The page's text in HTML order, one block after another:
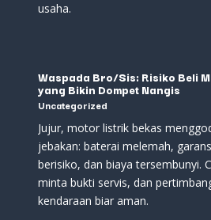
usaha.
Waspada Bro/Sis: Risiko Beli
yang Bikin Dompet Nangis
Uncategorized
Jujur, motor listrik bekas
jebakan: baterai melemah,
berisiko, dan biaya tersembunyi.
minta bukti servis, dan
kendaraan biar aman.